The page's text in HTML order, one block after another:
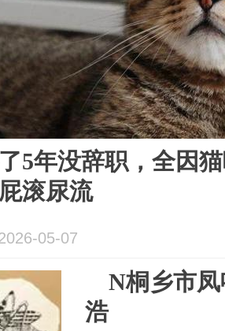
5年没辞职，全因
滚尿流
05-07
N桐乡市凤
浩